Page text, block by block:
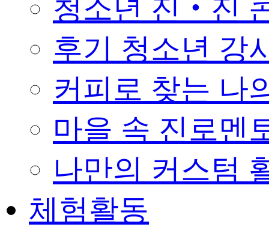
청소년 진‧진
후기 청소년 강
커피로 찾는 나
마을 속 진로멘
나만의 커스텀
체험활동